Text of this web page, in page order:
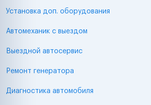
Установка доп. оборудования
Автомеханик с выездом
Выездной автосервис
Ремонт генератора
Диагностика автомобиля